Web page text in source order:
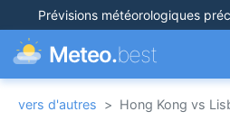
Prévisions météorologiques
Meteo.best
vers d'autres > Hong Kong vs